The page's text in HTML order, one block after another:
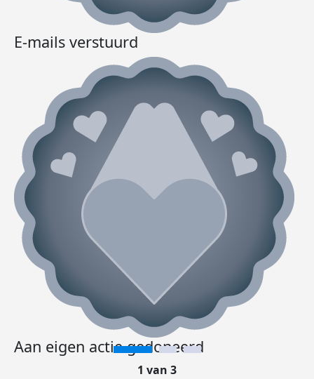
E-mails verstuurd
Aan eigen actie gedoneerd
1 van 3